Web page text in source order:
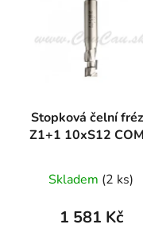
Stopková čelní
Z1+1 10xS12
Skladem (2 ks)
1 581 Kč